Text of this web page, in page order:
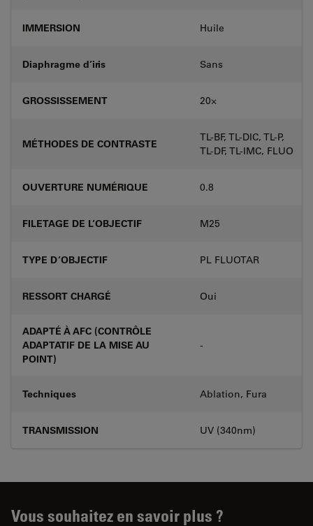
IMMERSION Huile
Diaphragme d’iris Sans
GROSSISSEMENT 20⨉
MÉTHODES DE CONTRASTE
TL-BF, TL-DIC, TL-P,
TL-DF, TL-IMC, FLUO
OUVERTURE NUMÉRIQUE 0.8
FILETAGE DE L’OBJECTIF M25
TYPE D’OBJECTIF PL FLUOTAR
RESSORT CHARGÉ Oui
ADAPTÉ À AFC (CONTRÔLE
ADAPTATIF DE LA MISE AU
POINT)
-
Techniques Ablation, Fura
TRANSMISSION UV (340nm)
Vous souhaitez en savoir plus ?